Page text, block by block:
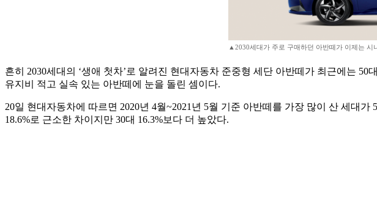
▲2030세대가 주로 구매하던 아반떼가 이제는
흔히 2030세대의 ‘생애 첫차’로 알려진 현대자동차 준중형 세단 아반떼가 최근에는
유지비 적고 실속 있는 아반떼에 눈을 돌린 셈이다.
20일 현대자동차에 따르면 2020년 4월~2021년 5월 기준 아반떼를 가장 많이 산 세대
18.6%로 근소한 차이지만 30대 16.3%보다 더 높았다.